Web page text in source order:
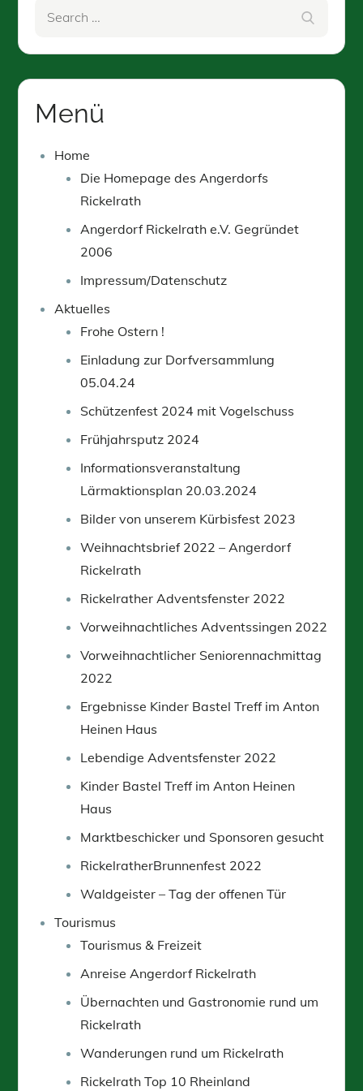
Menü
Home
Die Homepage des Angerdorfs
Rickelrath
Angerdorf Rickelrath e.V. Gegründet
2006
Impressum/Datenschutz
Aktuelles
Frohe Ostern !
Einladung zur Dorfversammlung
05.04.24
Schützenfest 2024 mit Vogelschuss
Frühjahrsputz 2024
Informationsveranstaltung
Lärmaktionsplan 20.03.2024
Bilder von unserem Kürbisfest 2023
Weihnachtsbrief 2022 – Angerdorf
Rickelrath
Rickelrather Adventsfenster 2022
Vorweihnachtliches Adventssingen 2022
Vorweihnachtlicher Seniorennachmittag
2022
Ergebnisse Kinder Bastel Treff im Anton
Heinen Haus
Lebendige Adventsfenster 2022
Kinder Bastel Treff im Anton Heinen
Haus
Marktbeschicker und Sponsoren gesucht
RickelratherBrunnenfest 2022
Waldgeister – Tag der offenen Tür
Tourismus
Tourismus & Freizeit
Anreise Angerdorf Rickelrath
Übernachten und Gastronomie rund um
Rickelrath
Wanderungen rund um Rickelrath
Rickelrath Top 10 Rheinland